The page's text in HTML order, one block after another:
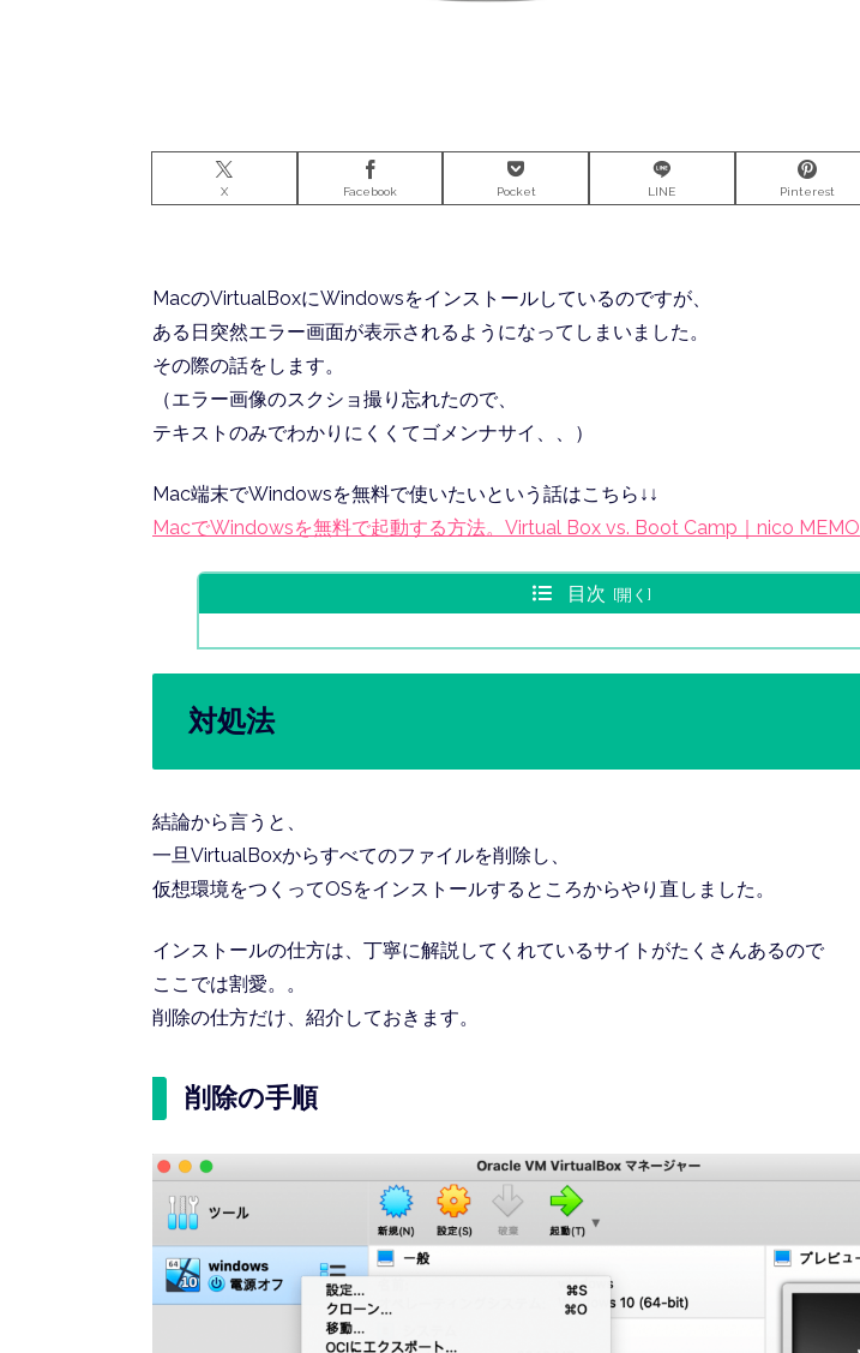
X Facebook Pocket LINE Pinterest
MacのVirtualBoxにWindowsをインストールしているのですが、
ある日突然エラー画面が表示されるようになってしまいました。
その際の話をします。
（エラー画像のスクショ撮り忘れたので、
テキストのみでわかりにくくてゴメンナサイ、、）
Mac端末でWindowsを無料で使いたいという話はこちら↓↓
MacでWindowsを無料で起動する方法。Virtual Box vs. Boot Camp｜nico MEMO
目次
対処法
結論から言うと、
一旦VirtualBoxからすべてのファイルを削除し、
仮想環境をつくってOSをインストールするところからやり直しました。
インストールの仕方は、丁寧に解説してくれているサイトがたくさんあるので
ここでは割愛。。
削除の仕方だけ、紹介しておきます。
削除の手順